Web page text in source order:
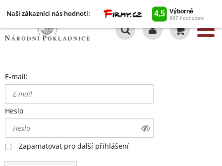
Naši zákazníci nás hodnotí:
E-mail:
Heslo
Zapamatovat pro další přihlášení